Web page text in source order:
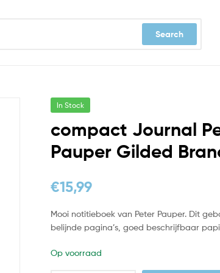
Search
In Stock
compact Journal
Pauper Gilded
€15,99
Mooi notitieboek van Peter Pauper. Dit
belijnde pagina’s, goed beschrijfbaar
Op voorraad